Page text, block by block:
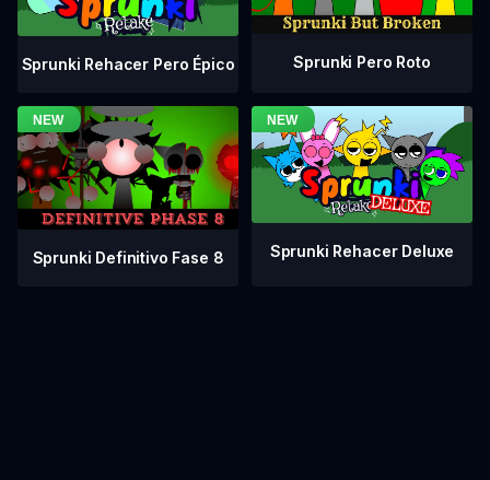
Sprunki Rehacer Pero Épico Sprunki Pero Roto
Sprunki Definitivo Fase 8 Sprunki Rehacer Deluxe